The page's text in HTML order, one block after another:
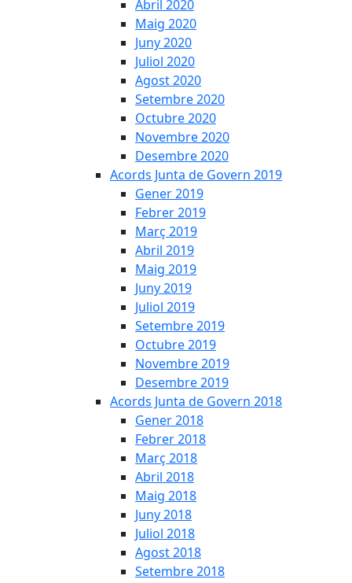
Abril 2020
Maig 2020
Juny 2020
Juliol 2020
Agost 2020
Setembre 2020
Octubre 2020
Novembre 2020
Desembre 2020
Acords Junta de Govern 2019
Gener 2019
Febrer 2019
Març 2019
Abril 2019
Maig 2019
Juny 2019
Juliol 2019
Setembre 2019
Octubre 2019
Novembre 2019
Desembre 2019
Acords Junta de Govern 2018
Gener 2018
Febrer 2018
Març 2018
Abril 2018
Maig 2018
Juny 2018
Juliol 2018
Agost 2018
Setembre 2018